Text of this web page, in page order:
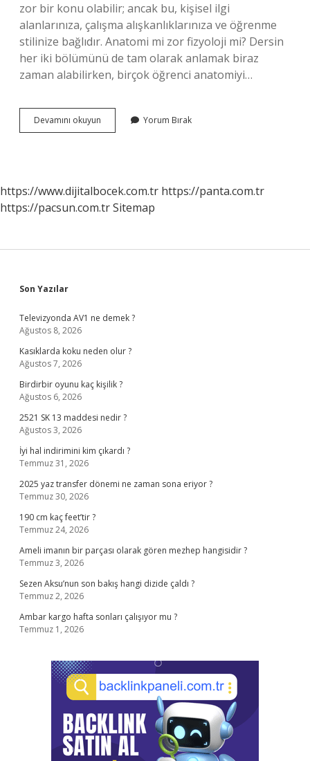
zor bir konu olabilir; ancak bu, kişisel ilgi
alanlarınıza, çalışma alışkanlıklarınıza ve öğrenme
stilinize bağlıdır. Anatomi mi zor fizyoloji mi? Dersin
her iki bölümünü de tam olarak anlamak biraz
zaman alabilirken, birçok öğrenci anatomiyi…
Devamını okuyun Anatomi
Zor
Yorum Bırak
https://www.dijitalbocek.com.tr https://panta.com.tr
https://pacsun.com.trSitemap
Sidebar
Son Yazılar
Televizyonda AV1 ne demek ?
Ağustos 8, 2026
Kasıklarda koku neden olur ?
Ağustos 7, 2026
Birdirbir oyunu kaç kişilik ?
Ağustos 6, 2026
2521 SK 13 maddesi nedir ?
Ağustos 3, 2026
İyi hal indirimini kim çıkardı ?
Temmuz 31, 2026
2025 yaz transfer dönemi ne zaman sona eriyor ?
Temmuz 30, 2026
190 cm kaç feet’tir ?
Temmuz 24, 2026
Ameli imanın bir parçası olarak gören mezhep hangisidir ?
Temmuz 3, 2026
Sezen Aksu’nun son bakış hangi dizide çaldı ?
Temmuz 2, 2026
Ambar kargo hafta sonları çalışıyor mu ?
Temmuz 1, 2026